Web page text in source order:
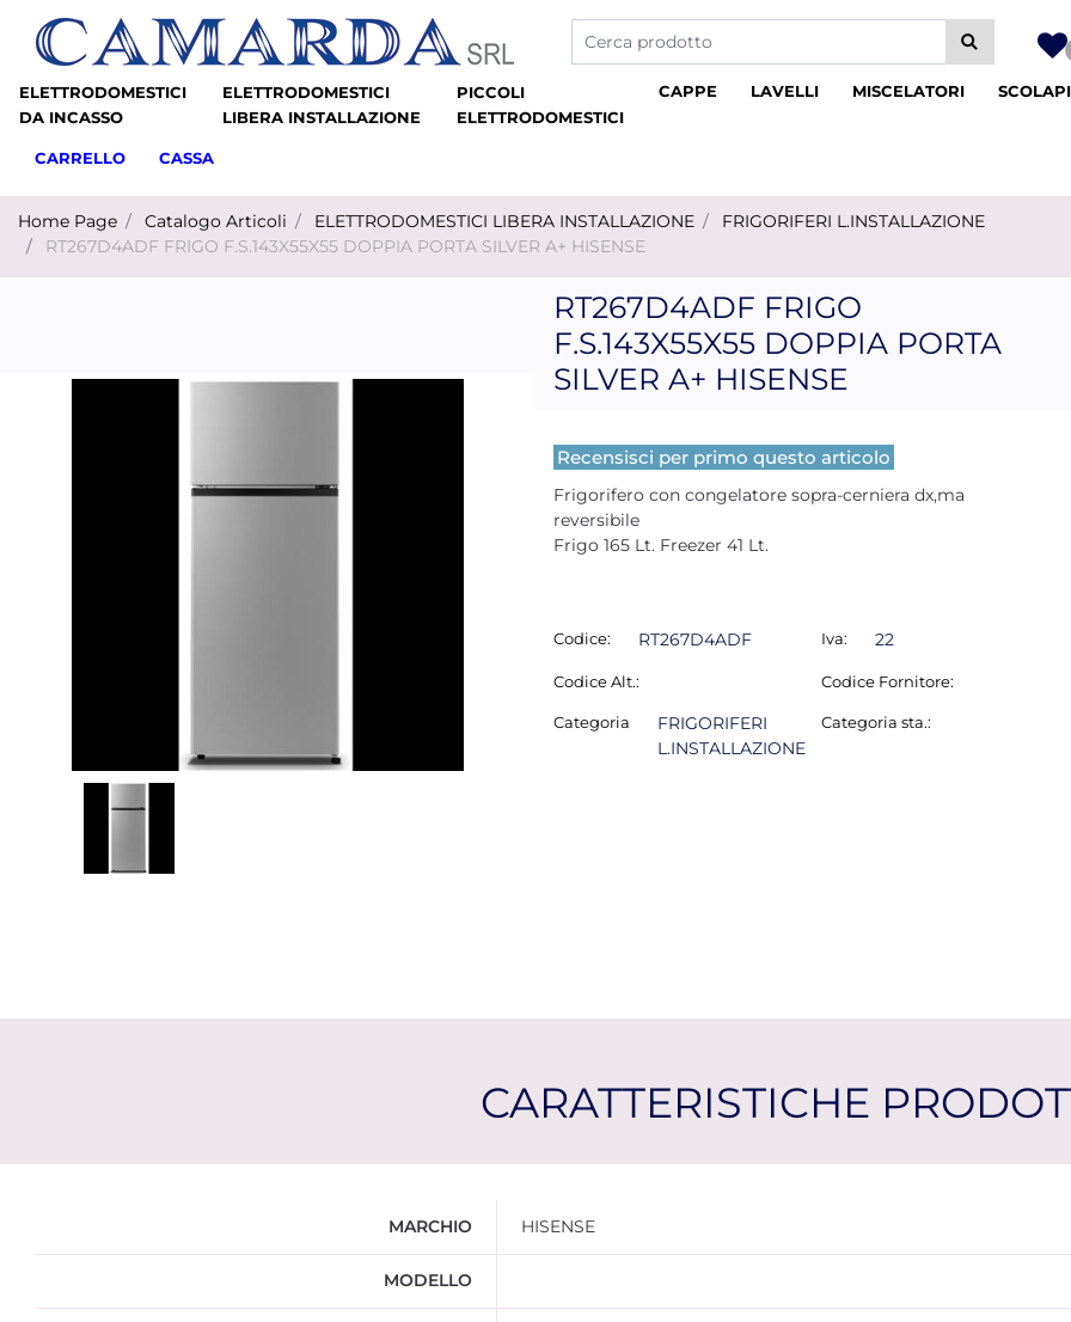
La modifica di un filtro aggiorna automaticamente gli
ELETTRODOMESTICI
DA INCASSO
ELETTRODOMESTICI
LIBERA INSTALLAZIONE
PICCOLI
ELETTRODOMESTICI
CAPPE LAVELLI MISCELATORI
CARRELLO CASSA
Home Page Catalogo Articoli ELETTRODOMESTICI LIBERA INSTALLAZIONE
FRIGORIFERI L.INSTALLAZIONE
RT267D4ADF FRIGO F.S.143X55X55 DOPPIA PORTA SILVER A+ HISENSE
RT267D4ADF FRIGO
F.S.143X55X55 DOPPIA PORTA
SILVER A+ HISENSE
Recensisci per primo questo articolo
Frigorifero con congelatore sopra-cerniera dx,ma
reversibile
Frigo 165 Lt. Freezer 41 Lt.
Codice: RT267D4ADF
Codice Alt.:
Categoria
FRIGORIFERI
L.INSTALLAZIONE
Iva: 22
Codice Fornitore:
Categoria sta.:
CARATTERISTICHE
MARCHIO HISENSE
MODELLO